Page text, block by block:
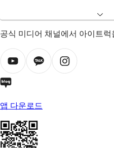
공식 미디어 채널에서 아이트럭
앱 다운로드